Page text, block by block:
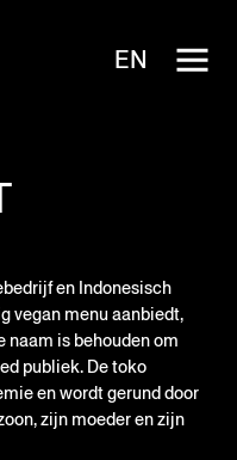
en Indonesisch
vegan menu aanbiedt,
is behouden om
publiek. De toko
en wordt gerund door
zijn moeder en zijn
EN